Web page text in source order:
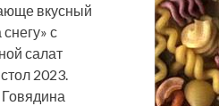
вкусный
с
салат
2023.